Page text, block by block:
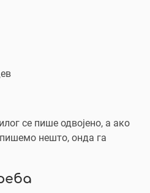
се пише одвојено, а ако
нешто, онда га